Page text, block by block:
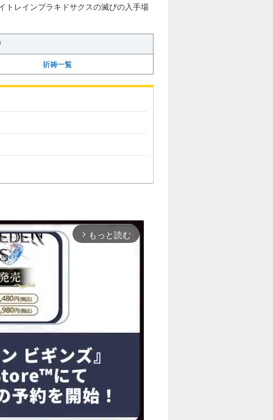
トレインプラキドサクスの滅びの入手場
祈祷一覧
arrow_forward_ios もっと読む